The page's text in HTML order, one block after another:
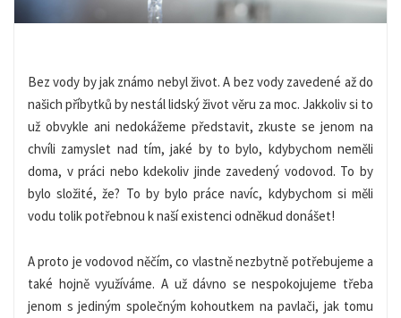
Bez vody by jak známo nebyl život. A bez vody zavedené až do
našich příbytků by nestál lidský život věru za moc. Jakkoliv si to
už obvykle ani nedokážeme představit, zkuste se jenom na
chvíli zamyslet nad tím, jaké by to bylo, kdybychom neměli
doma, v práci nebo kdekoliv jinde zavedený vodovod. To by
bylo složité, že? To by bylo práce navíc, kdybychom si měli
vodu tolik potřebnou k naší existenci odněkud donášet!
A proto je vodovod něčím, co vlastně nezbytně potřebujeme a
také hojně využíváme. A už dávno se nespokojujeme třeba
jenom s jediným společným kohoutkem na pavlači, jak tomu